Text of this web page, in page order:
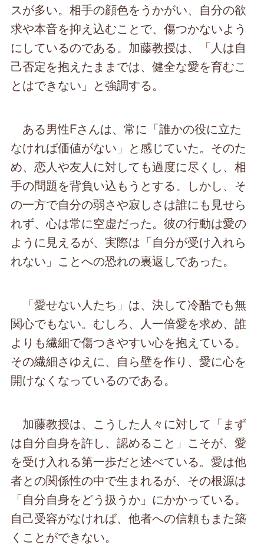
スが多い。相手の顔色をうかがい、自分の欲
求や本音を抑え込むことで、傷つかないよう
にしているのである。加藤教授は、「人は自
己否定を抱えたままでは、健全な愛を育むこ
とはできない」と強調する。
ある男性Fさんは、常に「誰かの役に立た
なければ価値がない」と感じていた。そのた
め、恋人や友人に対しても過度に尽くし、相
手の問題を背負い込もうとする。しかし、そ
の一方で自分の弱さや寂しさは誰にも見せら
れず、心は常に空虚だった。彼の行動は愛の
ように見えるが、実際は「自分が受け入れら
れない」ことへの恐れの裏返しであった。
「愛せない人たち」は、決して冷酷でも無
関心でもない。むしろ、人一倍愛を求め、誰
よりも繊細で傷つきやすい心を抱えている。
その繊細さゆえに、自ら壁を作り、愛に心を
開けなくなっているのである。
加藤教授は、こうした人々に対して「まず
は自分自身を許し、認めること」こそが、愛
を受け入れる第一歩だと述べている。愛は他
者との関係性の中で生まれるが、その根源は
「自分自身をどう扱うか」にかかっている。
自己受容がなければ、他者への信頼もまた築
くことができない。